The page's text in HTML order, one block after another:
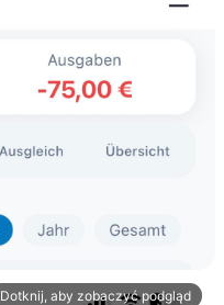
Dotknij, aby zobaczyć podgląd